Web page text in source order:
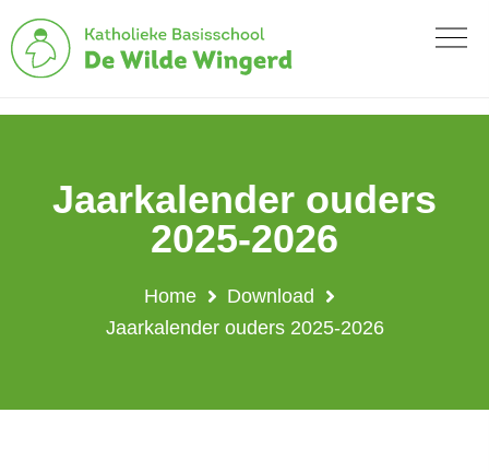
Jaarkalender ouders
2025-2026
Home
Download
Jaarkalender ouders 2025-2026